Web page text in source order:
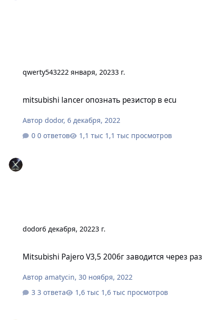
qwerty543222 января, 20233 г.
mitsubishi lancer опознать резистор в ecu
Авторdodor,6 декабря, 2022
0 ответов
1,1 тыс просмотров
dodor6 декабря, 20223 г.
Mitsubishi Pajero V3,5 2006г заводится через раз
Авторamatycin,30 ноября, 2022
3 ответа
1,6 тыс просмотров